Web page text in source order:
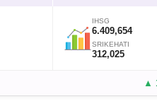
IHSG
6.409,654
SRIKEHATI
312,025
▲